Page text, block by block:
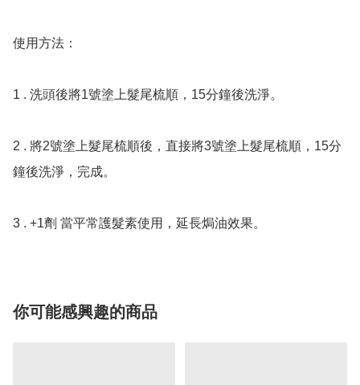
使用方法：
1 . 洗頭後將1號塗上髮尾梳順，15分鐘後洗淨。
2 . 將2號塗上髮尾梳順後，直接將3號塗上髮尾梳順，15分
鐘後洗淨，完成。
3 . +1劑 當平常護髮素使用，延長焗油效果。
你可能感興趣的商品